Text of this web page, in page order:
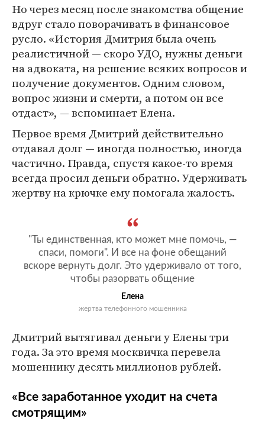
Но через месяц после знакомства общение
вдруг стало поворачивать в финансовое
русло. «История Дмитрия была очень
реалистичной — скоро УДО, нужны деньги
на адвоката, на решение всяких вопросов и
получение документов. Одним словом,
вопрос жизни и смерти, а потом он все
отдаст», — вспоминает Елена.
Первое время Дмитрий действительно
отдавал долг — иногда полностью, иногда
частично. Правда, спустя какое-то время
всегда просил деньги обратно. Удерживать
жертву на крючке ему помогала жалость.
"Ты единственная, кто может мне помочь, —
спаси, помоги". И все на фоне обещаний
вскоре вернуть долг. Это удерживало от того,
чтобы разорвать общение
Елена
жертва телефонного мошенника
Дмитрий вытягивал деньги у Елены три
года. За это время москвичка перевела
мошеннику десять миллионов рублей.
«Все заработанное уходит на счета
смотрящим»